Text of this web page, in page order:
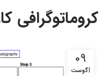
کروماتوگرافی
09
آگوست